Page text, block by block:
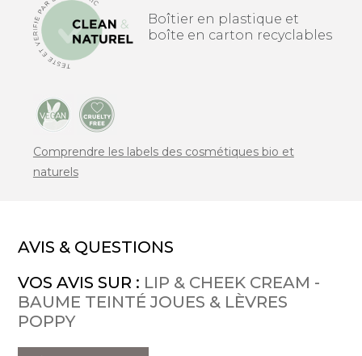
Boîtier en plastique et
boîte en carton recyclables
Comprendre les labels des cosmétiques bio et
naturels
AVIS & QUESTIONS
VOS AVIS SUR : LIP & CHEEK CREAM -
BAUME TEINTÉ JOUES & LÈVRES
POPPY